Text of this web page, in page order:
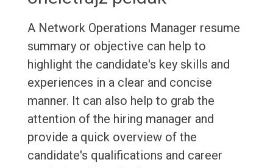
A Network Operations Manager resume
summary or objective can help to
highlight the candidate's key skills and
experiences in a clear and concise
manner. It can also help to grab the
attention of the hiring manager and
provide a quick overview of the
candidate's qualifications and career